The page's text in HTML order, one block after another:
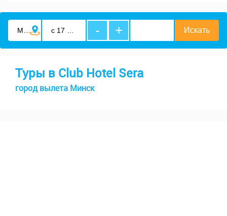
- +
Туры в Club Hotel Sera
город вылета Минск